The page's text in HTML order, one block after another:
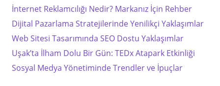
İnternet Reklamcılığı Nedir? Markanız İçin Rehber
Dijital Pazarlama Stratejilerinde Yenilikçi Yaklaşımlar
Web Sitesi Tasarımında SEO Dostu Yaklaşımlar
Uşak’ta İlham Dolu Bir Gün: TEDx Atapark Etkinliği
Sosyal Medya Yönetiminde Trendler ve İpuçlar